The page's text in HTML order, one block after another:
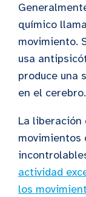
químico
movimiento.
usa
produce una
en el cerebro.
La liberación
movimientos
actividad
los